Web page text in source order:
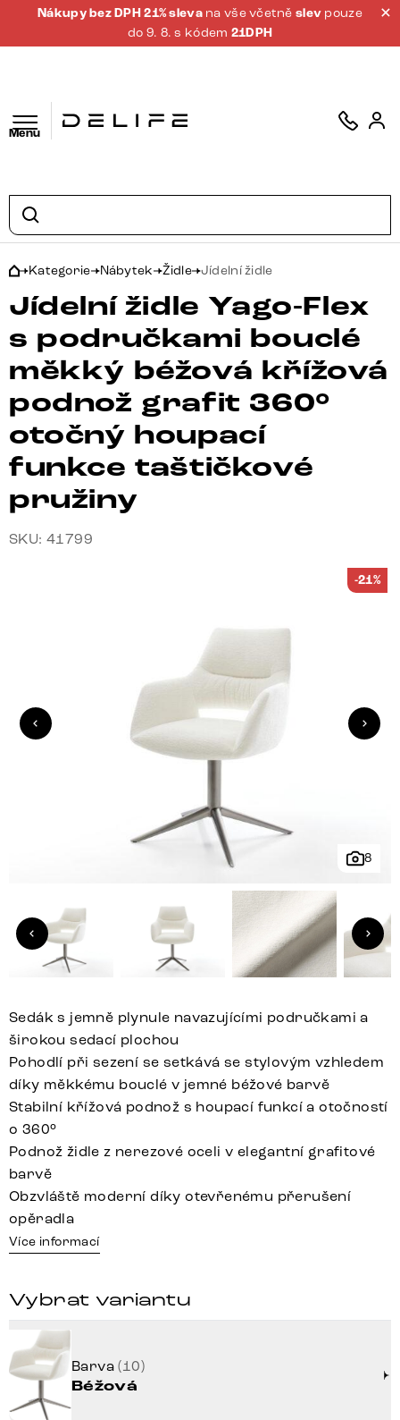
Nákupy bez DPH 21% sleva na vše včetněslev pouze
do 9. 8. s kódem 21DPH
Menu
Kategorie Nábytek Židle Jídelní židle
Jídelní židle Yago-Flex
s područkami bouclé
měkký béžová křížová
podnož grafit 360°
otočný houpací
funkce taštičkové
pružiny
SKU: 41799
8
-21%
Sedák s jemně plynule navazujícími područkami a
širokou sedací plochou
Pohodlí při sezení se setkává se stylovým vzhledem
díky měkkému bouclé v jemné béžové barvě
Stabilní křížová podnož s houpací funkcí a otočností
o 360°
Podnož židle z nerezové oceli v elegantní grafitové
barvě
Obzvláště moderní díky otevřenému přerušení
opěradla
Více informací
Vybrat variantu
Barva(10)
Béžová